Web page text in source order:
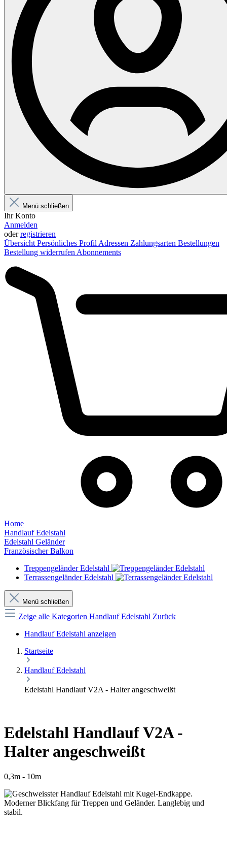
Menü schließen
Ihr Konto
Anmelden
oderregistrieren
Übersicht Persönliches Profil Adressen Zahlungsarten Bestellungen
Bestellung widerrufen Abonnements
Home
Handlauf Edelstahl
Edelstahl Geländer
Französischer Balkon
Treppengeländer Edelstahl
Terrassengeländer Edelstahl
Menü schließen
Zeige alle Kategorien Handlauf Edelstahl Zurück
Handlauf Edelstahl anzeigen
Startseite
Handlauf Edelstahl
Edelstahl Handlauf V2A - Halter angeschweißt
Edelstahl Handlauf V2A -
Halter angeschweißt
0,3m - 10m